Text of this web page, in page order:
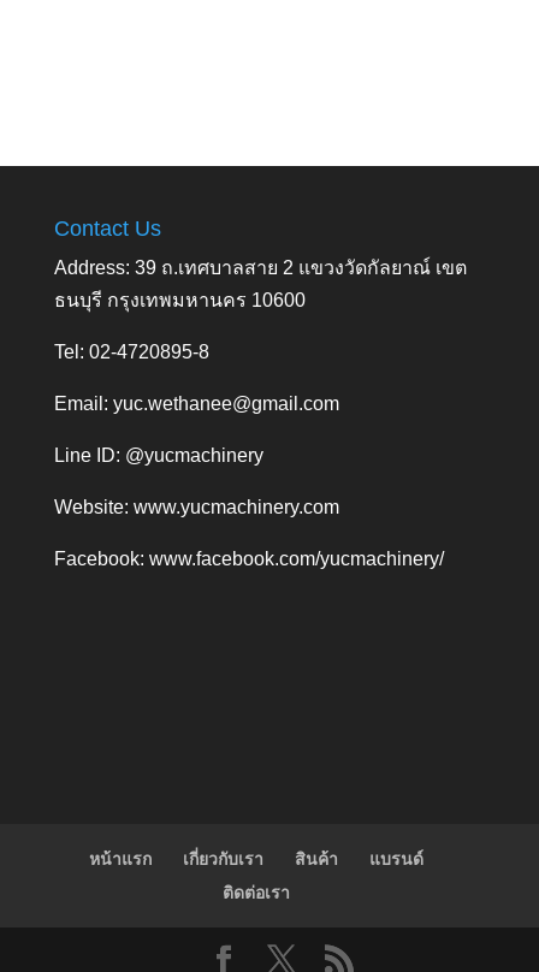
Contact Us
Address: 39 ถ.เทศบาลสาย 2 แขวงวัดกัลยาณ์ เขต
ธนบุรี กรุงเทพมหานคร 10600
Tel: 02-4720895-8
Email: yuc.wethanee@gmail.com
Line ID: @yucmachinery
Website: www.yucmachinery.com
Facebook: www.facebook.com/yucmachinery/
หน้าแรก เกี่ยวกับเรา สินค้า
แบรนด์
ติดต่อเรา